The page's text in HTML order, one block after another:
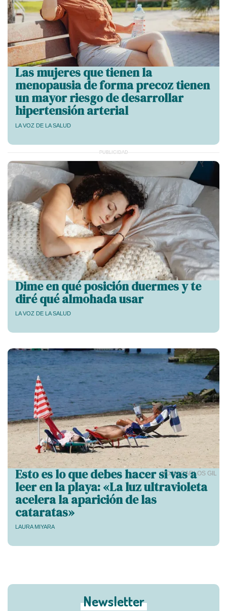
Las mujeres que tienen la
menopausia de forma precoz tienen
un mayor riesgo de desarrollar
hipertensión arterial
LA VOZ DE LA SALUD
Dime en qué posición duermes y te
diré qué almohada usar
LA VOZ DE LA SALUD
XOAN CARLOS GIL
Esto es lo que debes hacer si vas a
leer en la playa: «La luz ultravioleta
acelera la aparición de las
cataratas»
LAURA MIYARA
Newsletter